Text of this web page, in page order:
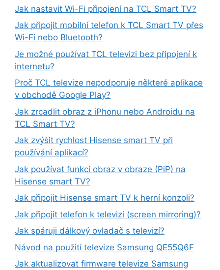
Jak nastavit Wi-Fi připojení na TCL Smart TV?
Jak připojit mobilní telefon k TCL Smart TV přes
Wi-Fi nebo Bluetooth?
Je možné používat TCL televizi bez připojení k
internetu?
Proč TCL televize nepodporuje některé aplikace
v obchodě Google Play?
Jak zrcadlit obraz z iPhonu nebo Androidu na
TCL Smart TV?
Jak zvýšit rychlost Hisense smart TV při
používání aplikací?
Jak používat funkci obraz v obraze (PiP) na
Hisense smart TV?
Jak připojit Hisense smart TV k herní konzoli?
Jak připojit telefon k televizi (screen mirroring)?
Jak spáruji dálkový ovladač s televizí?
Návod na použití televize Samsung QE55Q6F
Jak aktualizovat firmware televize Samsung